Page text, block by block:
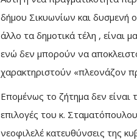
δήμου Σικυωνίων και δυσμενή
άλλο τα δημοτικά τέλη , είναι
ενώ δεν μπορούν να
χαρακτηριστούν «πλεονάζον
Επομένως το ζήτημα δεν είναι
επιλογές του κ.
νεοφιλελέ κατευθύνσεις της